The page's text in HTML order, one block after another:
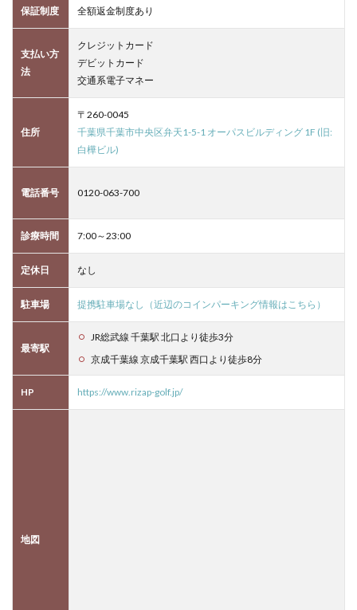
保証制度 全額返金制度あり
支払い方
法
クレジットカード
デビットカード
交通系電子マネー
住所
〒260-0045
千葉県千葉市中央区弁天1-5-1 オーパスビルディング 1F (旧:
白樺ビル)
電話番号 0120-063-700
診療時間 7:00～23:00
定休日 なし
駐車場 提携駐車場なし（近辺のコインパーキング情報はこちら）
最寄駅
JR総武線 千葉駅 北口より徒歩3分
京成千葉線 京成千葉駅 西口より徒歩8分
HP https://www.rizap-golf.jp/
地図